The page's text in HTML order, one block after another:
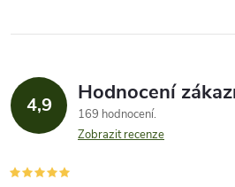
4,9 Hodnocení
169 hodnocení
Zobrazit recenze